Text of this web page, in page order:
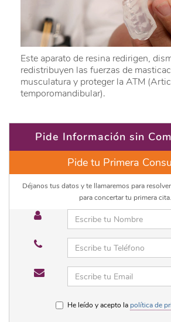
Este aparato de resina redirigen,
redistribuyen las fuerzas de
musculatura y proteger la ATM
temporomandibular).
Pide Información sin
Pide tu Primera
Déjanos tus datos y te llamaremos para
para concertar tu primera cita.
He leído y acepto la política de